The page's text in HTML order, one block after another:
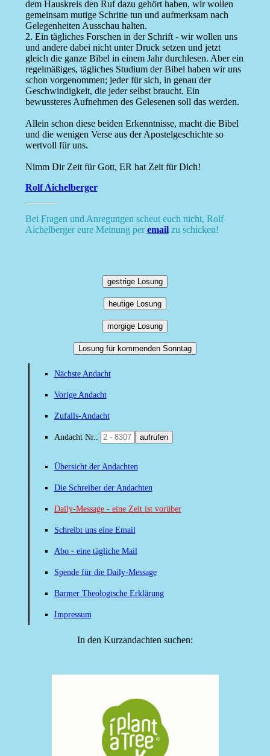
dem Hauskreis den Ruf dazu gehört haben, wir wollen
gemeinsam mutige Schritte tun und aufmerksam nach
Gelegenheiten Ausschau halten.
2. Ein tägliches Forschen in der Schrift - wir wollen uns
und andere dabei nicht unter Druck setzen und jetzt
gleich die ganze Bibel in einem Jahr durchlesen. Aber ein
regelmäßiges, tägliches Studium der Bibel haben wir uns
schon vorgenommen; jeder für sich, in genau der
Geschwindigkeit, die jeder selbst braucht. Ein
bewussteres Aufnehmen des Gelesenen soll das werden.
Allein schon diese beiden Erkenntnisse, macht die Bibel
und die wenigen Verse aus der Apostelgeschichte so
wertvoll für uns.
Nimm Dir Zeit für Gott, ER hat Zeit für Dich!
Rolf Aichelberger
Bei Fragen und Anregungen scheut euch nicht, Rolf
Aichelberger eure Meinung peremailzu schicken!
gestrige Losung
heutige Losung
morgige Losung
Losung für kommenden Sonntag
Nächste Andacht
Vorige Andacht
Zufalls-Andacht
Andacht Nr.: aufrufen
Übersicht der Andachten
Die Schreiber der Andachten
Daily-Message - eine Zeit ist vorüber
Schreibt uns eine Email
Abo - eine tägliche Mail
Spende für die Daily-Message
Barmer Theologische Erklärung
Impressum
In den Kurzandachten suchen: